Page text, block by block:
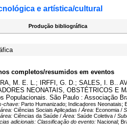
e artística/cultural
Produção bibliográfica
completos/resumidos em eventos
M. E. L.; IRFFI, G. D.; SALES, I. B..
NEONATAIS, OBSTÉTRICOS E
Populacionais. São Paulo : Associação
chave: Parto Humanizado; Indicadores Neonatais;
Ciências Sociais Aplicadas / Área: Economia /
Ciências da Saúde / Área: Saúde Coletiva /
adicionais: Classificação do evento: Nacional;